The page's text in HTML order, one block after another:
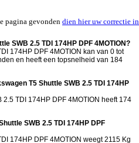
pagina gevonden dien hier uw correctie in
SWB 2.5 TDI 174HP DPF 4MOTION?
174HP DPF 4MOTION kan van 0 tot
en heeft een topsnelheid van 184
T5 Shuttle SWB 2.5 TDI 174HP
TDI 174HP DPF 4MOTION heeft 174
SWB 2.5 TDI 174HP DPF
174HP DPF 4MOTION weegt 2115 Kg